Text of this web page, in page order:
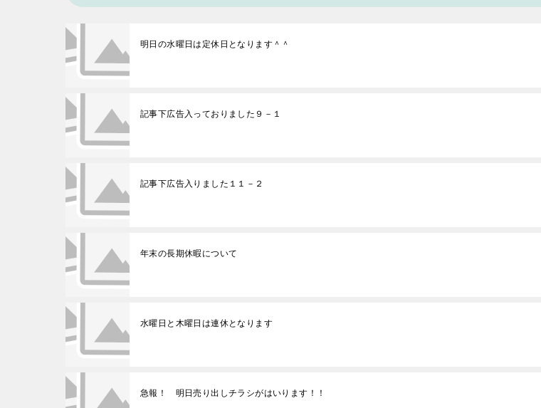
明日の水曜日は定休日となります＾＾
記事下広告入っておりました９－１
記事下広告入りました１１－２
年末の長期休暇について
水曜日と木曜日は連休となります
急報！ 明日売り出しチラシがはいります！！